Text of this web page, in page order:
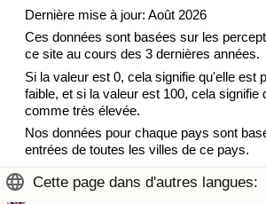
Dernière mise à jour: Août 2026
Ces données sont basées sur les
ce site au cours des 3 dernières années.
Si la valeur est 0, cela signifie qu'elle est
faible, et si la valeur est 100, cela signifie
comme très élevée.
Nos données pour chaque pays sont
entrées de toutes les villes de ce pays.
Cette page dans d'autres langues: